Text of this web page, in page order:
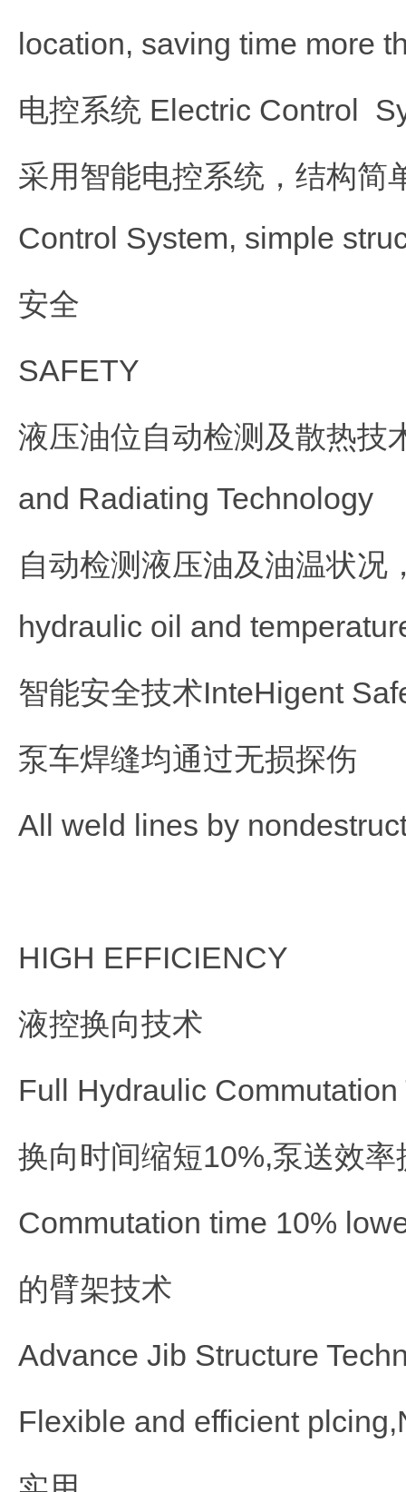
location, saving time more
电控系统 Electric Control
采用智能电控系统，结构简
Control System, simple
安全
SAFETY
液压油位自动检测及散热技
and Radiating Technology
自动检测液压油及油温状况
hydraulic oil and
智能安全技术InteHigent
泵车焊缝均通过无损探伤
All weld lines by
HIGH EFFICIENCY
液控换向技术
Full Hydraulic Commutation
换向时间缩短10%,泵送效
Commutation time 10%
的臂架技术
Advance Jib Structure
Flexible and efficient